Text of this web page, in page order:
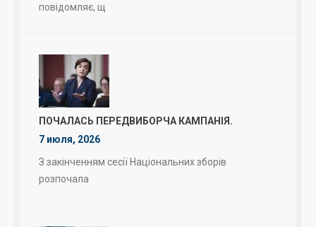
повідомляє, щ
ПОЧАЛАСЬ ПЕРЕДВИБОРЧА КАМПАНІЯ.
7 июля, 2026
З закінченням сесії Національних зборів
розпочала